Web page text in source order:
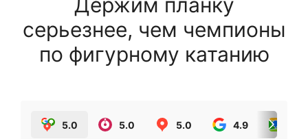
серьезнее, чем чемпионы
по фигурному катанию
5.0 5.0 5.0 4.9